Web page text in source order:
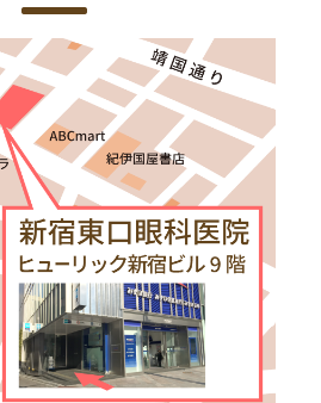
門治療予約をする
門治療予約をする
レンズ診療予約をする
袋の専門治療を予約する
(日本眼科学会認定 眼科専門医)